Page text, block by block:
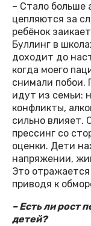
– Стало больше
цепляются за
ребёнок
Буллинг в
доходит до
когда моего
снимали побои.
идут из семьи:
конфликты,
сильно влияет.
прессинг со
оценки. Дети
напряжении,
Это
приводя к
– Есть ли рост
детей?